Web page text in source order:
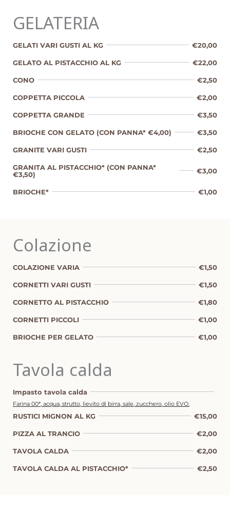
GELATERIA
GELATI VARI GUSTI AL KG €20,00
GELATO AL PISTACCHIO AL KG €22,00
CONO €2,50
COPPETTA PICCOLA €2,00
COPPETTA GRANDE €3,50
BRIOCHE CON GELATO (CON PANNA* €4,00) €3,50
GRANITE VARI GUSTI €2,50
GRANITA AL PISTACCHIO* (CON PANNA*
€3,50)
€3,00
BRIOCHE* €1,00
Colazione
COLAZIONE VARIA €1,50
CORNETTI VARI GUSTI €1,50
CORNETTO AL PISTACCHIO €1,80
CORNETTI PICCOLI €1,00
BRIOCHE PER GELATO €1,00
Tavola calda
Impasto tavola calda
Farina 00*, acqua, strutto, lievito di birra, sale, zucchero, olio EVO.
RUSTICI MIGNON AL KG €15,00
PIZZA AL TRANCIO €2,00
TAVOLA CALDA €2,00
TAVOLA CALDA AL PISTACCHIO* €2,50